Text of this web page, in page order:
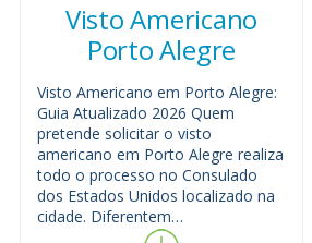
Visto Americano
Porto Alegre
Visto Americano em Porto Alegre:
Guia Atualizado 2026 Quem
pretende solicitar o visto
americano em Porto Alegre realiza
todo o processo no Consulado
dos Estados Unidos localizado na
cidade. Diferentem…